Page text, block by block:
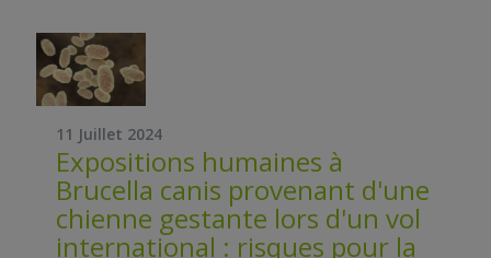
11 Juillet 2024
Expositions humaines à
Brucella canis provenant d'une
chienne gestante lors d'un vol
international : risques pour la